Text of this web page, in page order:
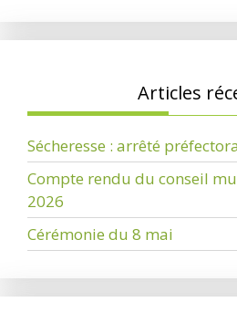
Articles
Sécheresse : arrêté
Compte rendu du conseil
2026
Cérémonie du 8 mai